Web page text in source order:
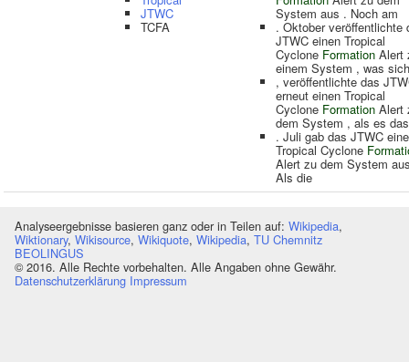
JTWC
TCFA
System aus . Noch am
. Oktober veröffentlichte
JTWC einen Tropical
Cyclone Formation Alert
einem System , was
, veröffentlichte das
erneut einen Tropical
Cyclone Formation Alert
dem System , als es das
. Juli gab das JTWC
Tropical Cyclone
Alert zu dem System
Als die
Analyseergebnisse basieren ganz oder in Teilen auf: Wikipedia,
Wiktionary, Wikisource, Wikiquote, Wikipedia, TU Chemnitz
BEOLINGUS
© 2016. Alle Rechte vorbehalten. Alle Angaben ohne Gewähr.
Datenschutzerklärung Impressum